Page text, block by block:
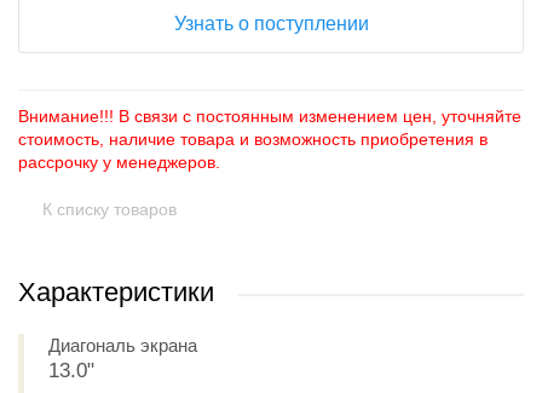
Узнать о поступлении
Внимание!!! В связи с постоянным изменением цен, уточняйте
стоимость, наличие товара и возможность приобретения в
рассрочку у менеджеров.
К списку товаров
Характеристики
Диагональ экрана
13.0"